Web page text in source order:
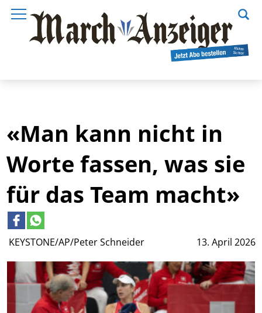
KEYSTONE/AP/Peter Schneider 13. April 2026
«Man kann nicht in
Worte fassen, was sie
für das Team macht»